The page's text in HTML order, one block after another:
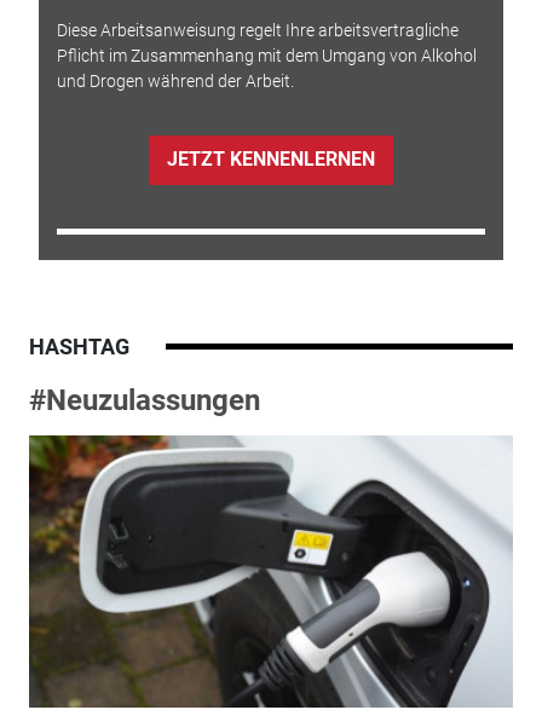
Diese Arbeitsanweisung regelt Ihre arbeitsvertragliche
Pflicht im Zusammenhang mit dem Umgang von Alkohol
und Drogen während der Arbeit.
JETZT KENNENLERNEN
HASHTAG
#Neuzulassungen